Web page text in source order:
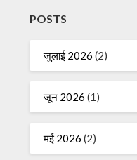
POSTS
जुलाई 2026 (2)
जून 2026 (1)
मई 2026 (2)